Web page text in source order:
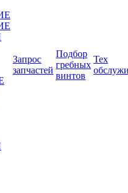
Запрос
запчастей
Подбор
гребных
винтов
Тех